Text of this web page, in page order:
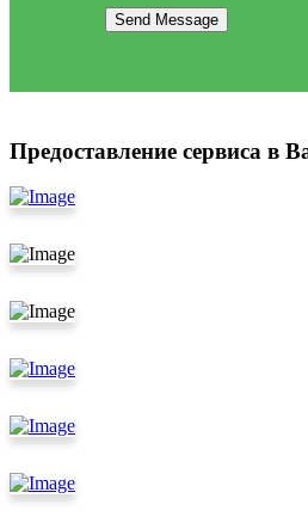
Send Message
Предоставление сервиса в